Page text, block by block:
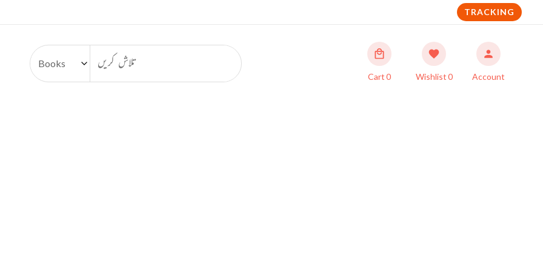
TRACKING
Cart0 Wishlist0 Account